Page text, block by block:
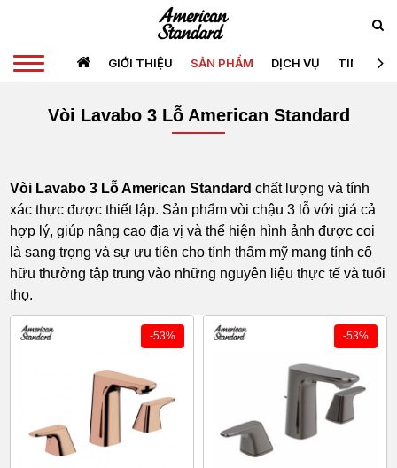
GIỚI THIỆU SẢN PHẨM DỊCH VỤ TIN TỨC
Vòi Lavabo 3 Lỗ American Standard
Vòi Lavabo 3 Lỗ American Standard chất lượng và tính
xác thực được thiết lập. Sản phẩm vòi chậu 3 lỗ với giá cả
hợp lý, giúp nâng cao địa vị và thể hiện hình ảnh được coi
là sang trọng và sự ưu tiên cho tính thẩm mỹ mang tính cố
hữu thường tập trung vào những nguyên liệu thực tế và tuổi
thọ.
-53% -53%